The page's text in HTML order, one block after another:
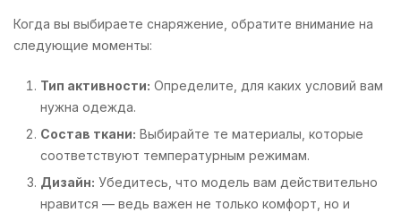
Когда вы выбираете снаряжение, обратите внимание на
следующие моменты:
Тип активности: Определите, для каких условий вам
нужна одежда.
Состав ткани: Выбирайте те материалы, которые
соответствуют температурным режимам.
Дизайн: Убедитесь, что модель вам действительно
нравится — ведь важен не только комфорт, но и